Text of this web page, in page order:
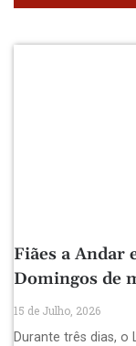
Fiães a Andar
Domingos de
15 de Julho, 2026
Durante três dias, o